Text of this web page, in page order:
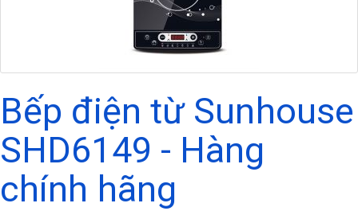
Bếp điện từ Sunhouse
SHD6149 - Hàng
chính hãng